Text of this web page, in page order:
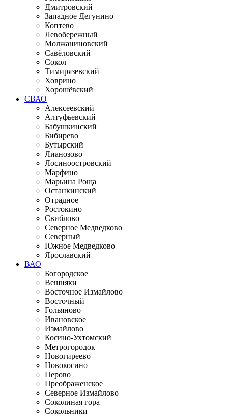
Дмитровский
Западное Дегунино
Коптево
Левобережный
Молжаниновский
Савёловский
Сокол
Тимирязевский
Ховрино
Хорошёвский
СВАО
Алексеевский
Алтуфьевский
Бабушкинский
Бибирево
Бутырский
Лианозово
Лосиноостровский
Марфино
Марьина Роща
Останкинский
Отрадное
Ростокино
Свиблово
Северное Медведково
Северный
Южное Медведково
Ярославский
ВАО
Богородское
Вешняки
Восточное Измайлово
Восточный
Гольяново
Ивановское
Измайлово
Косино-Ухтомский
Метрогородок
Новогиреево
Новокосино
Перово
Преображенское
Северное Измайлово
Соколиная гора
Сокольники